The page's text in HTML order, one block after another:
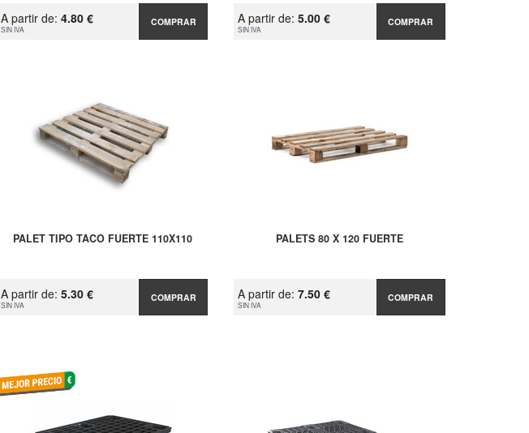
A partir de: 4.80 €
SIN IVA
COMPRAR A partir de:5.00 €
SIN IVA
COMPRAR
PALET TIPO TACO FUERTE 110X110
A partir de: 5.30 €
SIN IVA
COMPRAR
PALETS 80 X 120 FUERTE
A partir de:7.50 €
SIN IVA
COMPRAR